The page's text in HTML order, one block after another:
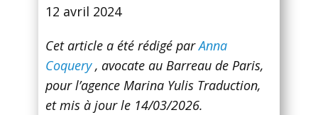
12 avril 2024
Cet article a été rédigé parAnna
Coquery, avocate au Barreau de Paris,
pour l’agence Marina Yulis Traduction,
et mis à jour le 14/03/2026.